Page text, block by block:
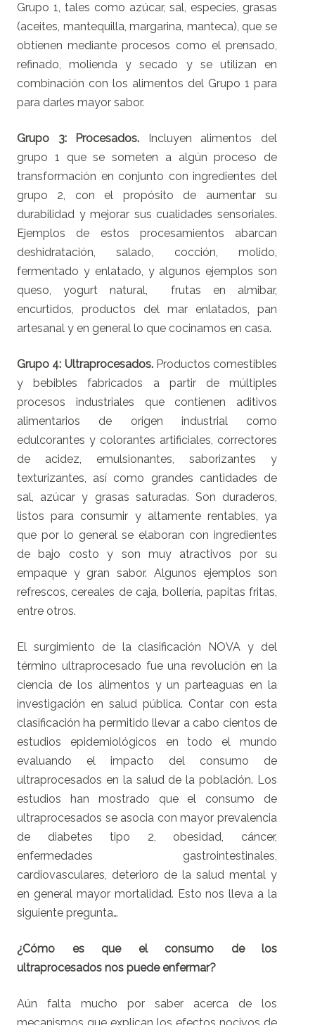
Grupo 1, tales como azúcar, sal, especies, grasas
(aceites, mantequilla, margarina, manteca), que se
obtienen mediante procesos como el prensado,
refinado, molienda y secado y se utilizan en
combinación con los alimentos del Grupo 1 para
para darles mayor sabor.
Grupo 3: Procesados. Incluyen alimentos del
grupo 1 que se someten a algún proceso de
transformación en conjunto con ingredientes del
grupo 2, con el propósito de aumentar su
durabilidad y mejorar sus cualidades sensoriales.
Ejemplos de estos procesamientos abarcan
deshidratación, salado, cocción, molido,
fermentado y enlatado, y algunos ejemplos son
queso, yogurt natural, frutas en almibar,
encurtidos, productos del mar enlatados, pan
artesanal y en general lo que cocinamos en casa.
Grupo 4: Ultraprocesados.Productos comestibles
y bebibles fabricados a partir de múltiples
procesos industriales que contienen aditivos
alimentarios de origen industrial como
edulcorantes y colorantes artificiales, correctores
de acidez, emulsionantes, saborizantes y
texturizantes, así como grandes cantidades de
sal, azúcar y grasas saturadas. Son duraderos,
listos para consumir y altamente rentables, ya
que por lo general se elaboran con ingredientes
de bajo costo y son muy atractivos por su
empaque y gran sabor. Algunos ejemplos son
refrescos, cereales de caja, bollería, papitas fritas,
entre otros.
El surgimiento de la clasificación NOVA y del
término ultraprocesado fue una revolución en la
ciencia de los alimentos y un parteaguas en la
investigación en salud pública. Contar con esta
clasificación ha permitido llevar a cabo cientos de
estudios epidemiológicos en todo el mundo
evaluando el impacto del consumo de
ultraprocesados en la salud de la población. Los
estudios han mostrado que el consumo de
ultraprocesados se asocia con mayor prevalencia
de diabetes tipo 2, obesidad, cáncer,
enfermedades gastrointestinales,
cardiovasculares, deterioro de la salud mental y
en general mayor mortalidad. Esto nos lleva a la
siguiente pregunta…
¿Cómo es que el consumo de los
ultraprocesados nos puede enfermar?
Aún falta mucho por saber acerca de los